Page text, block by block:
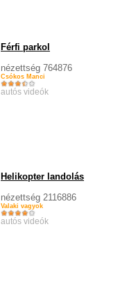
Férfi parkol
nézettség 764876
Csókos Manci
autós videók
Helikopter landolás
nézettség 2116886
Valaki vagyok
autós videók